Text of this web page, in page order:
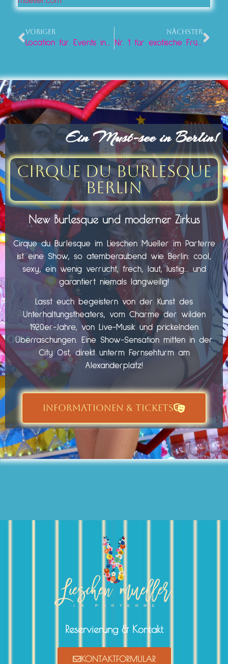
VORIGER
Location für Events in Berlin
NÄCHSTER
Nr. 1 für exotische Frühstückskreationen in Berlin
Ein Must-see in Berlin!
Cirque du Burlesque
Berlin
New Burlesque und moderner Zirkus
Cirque du Burlesque im Lieschen Mueller im Parterre
ist eine Show, so atemberaubend wie Berlin: cool,
sexy, ein wenig verrucht, frech, laut, lustig… und
garantiert niemals langweilig!
Lasst euch begeistern von der Kunst des
Unterhaltungstheaters, vom Charme der wilden
1920er-Jahre, von Live-Musik und prickelnden
Überraschungen. Eine Show-Sensation mitten in der
City Ost, direkt unterm Fernsehturm am
Alexanderplatz!
INFORMATIONEN & TICKETS
Reservierung & Kontakt
KONTAKTFORMULAR